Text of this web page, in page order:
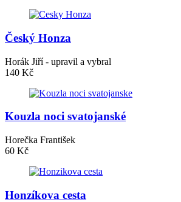
Český Honza
Horák Jiří - upravil a vybral
140 Kč
Kouzla noci svatojanské
Horečka František
60 Kč
Honzíkova cesta